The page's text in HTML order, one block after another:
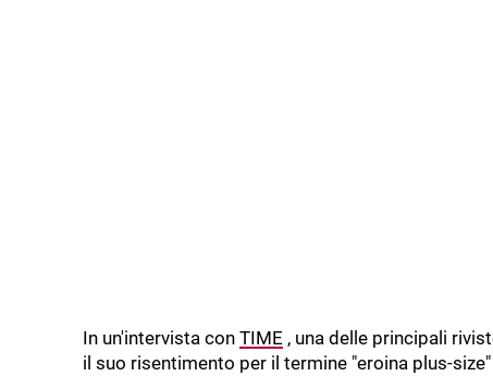
In un'intervista con TIME , una delle principali
il suo risentimento per il termine "eroina plus-